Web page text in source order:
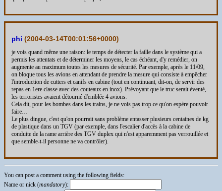
phi (2004-03-14T00:01:56+0000)
je vois quand même une raison: le temps de détecter la faille dans le système qui a
permis les attentats et de déterminer les moyens, le cas échéant, d'y remédier, on
augmente au maximum toutes les mesures de sécurité. Par exemple, après le 11/09,
on bloque tous les avions en attendant de prendre la mesure qui consiste à empêcher
l'introduction de cutters et canifs en cabine (tout en continuant, dit-on, de servir des
repas en 1ere classe avec des couteaux en inox). Prévoyant que le truc serait éventé,
les terroristes avaient détourné d'emblée 4 avions.
Cela dit, pour les bombes dans les trains, je ne vois pas trop ce qu'on espère pouvoir
faire…
Le plus dingue, c'est qu'on pourrait sans problème entasser plusieurs centaines de kg
de plastique dans un TGV (par exemple, dans l'escalier d'accès à la cabine de
conduite de la rame arrière des TGV duplex qui n'est apparemment pas verrouillée et
que semble-t-il personne ne va contrôler).
You can post a comment using the following fields:
Name or nick (mandatory):